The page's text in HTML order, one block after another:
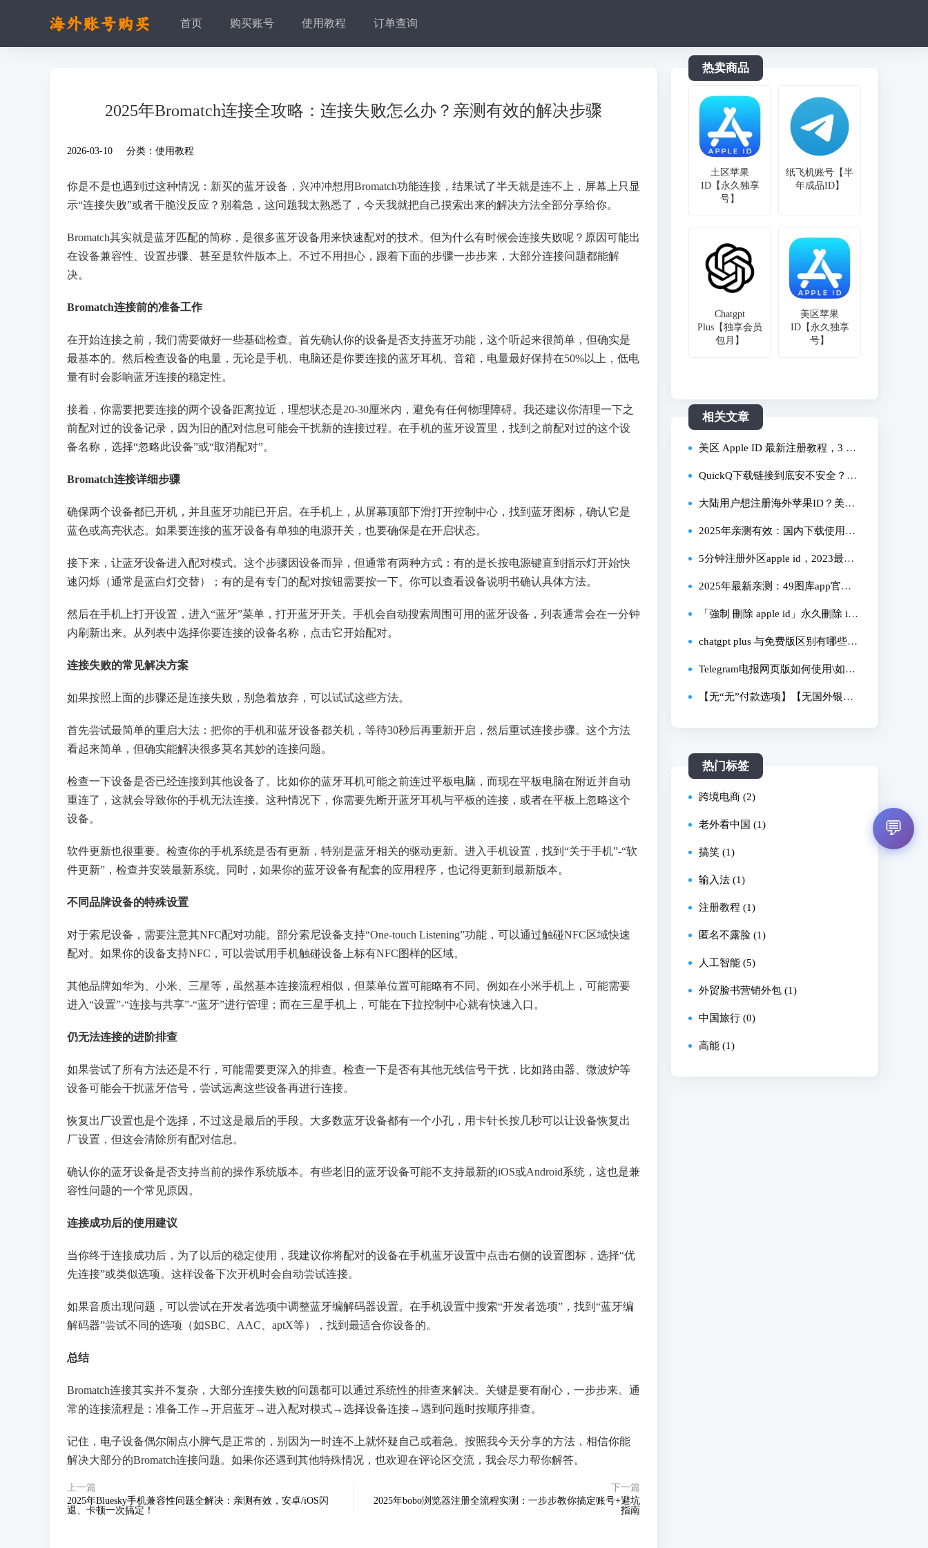
首页 购买账号 使用教程 订单查询
2025年Bromatch连接全攻略：连接失败怎么办？亲测有效的解决步骤
2026-03-10 分类： 使用教程
你是不是也遇到过这种情况：新买的蓝牙设备，兴冲冲想用Bromatch功能连接，结果试了半天就是连不上，屏幕上只显
示“连接失败”或者干脆没反应？别着急，这问题我太熟悉了，今天我就把自己摸索出来的解决方法全部分享给你。
Bromatch其实就是蓝牙匹配的简称，是很多蓝牙设备用来快速配对的技术。但为什么有时候会连接失败呢？原因可能出
在设备兼容性、设置步骤、甚至是软件版本上。不过不用担心，跟着下面的步骤一步步来，大部分连接问题都能解
决。
Bromatch连接前的准备工作
在开始连接之前，我们需要做好一些基础检查。首先确认你的设备是否支持蓝牙功能，这个听起来很简单，但确实是
最基本的。然后检查设备的电量，无论是手机、电脑还是你要连接的蓝牙耳机、音箱，电量最好保持在50%以上，低电
量有时会影响蓝牙连接的稳定性。
接着，你需要把要连接的两个设备距离拉近，理想状态是20-30厘米内，避免有任何物理障碍。我还建议你清理一下之
前配对过的设备记录，因为旧的配对信息可能会干扰新的连接过程。在手机的蓝牙设置里，找到之前配对过的这个设
备名称，选择“忽略此设备”或“取消配对”。
Bromatch连接详细步骤
确保两个设备都已开机，并且蓝牙功能已开启。在手机上，从屏幕顶部下滑打开控制中心，找到蓝牙图标，确认它是
蓝色或高亮状态。如果要连接的蓝牙设备有单独的电源开关，也要确保是在开启状态。
接下来，让蓝牙设备进入配对模式。这个步骤因设备而异，但通常有两种方式：有的是长按电源键直到指示灯开始快
速闪烁（通常是蓝白灯交替）；有的是有专门的配对按钮需要按一下。你可以查看设备说明书确认具体方法。
然后在手机上打开设置，进入“蓝牙”菜单，打开蓝牙开关。手机会自动搜索周围可用的蓝牙设备，列表通常会在一分钟
内刷新出来。从列表中选择你要连接的设备名称，点击它开始配对。
连接失败的常见解决方案
如果按照上面的步骤还是连接失败，别急着放弃，可以试试这些方法。
首先尝试最简单的重启大法：把你的手机和蓝牙设备都关机，等待30秒后再重新开启，然后重试连接步骤。这个方法
看起来简单，但确实能解决很多莫名其妙的连接问题。
检查一下设备是否已经连接到其他设备了。比如你的蓝牙耳机可能之前连过平板电脑，而现在平板电脑在附近并自动
重连了，这就会导致你的手机无法连接。这种情况下，你需要先断开蓝牙耳机与平板的连接，或者在平板上忽略这个
设备。
软件更新也很重要。检查你的手机系统是否有更新，特别是蓝牙相关的驱动更新。进入手机设置，找到“关于手机”-“软
件更新”，检查并安装最新系统。同时，如果你的蓝牙设备有配套的应用程序，也记得更新到最新版本。
不同品牌设备的特殊设置
对于索尼设备，需要注意其NFC配对功能。部分索尼设备支持“One-touch Listening”功能，可以通过触碰NFC区域快速
配对。如果你的设备支持NFC，可以尝试用手机触碰设备上标有NFC图样的区域。
其他品牌如华为、小米、三星等，虽然基本连接流程相似，但菜单位置可能略有不同。例如在小米手机上，可能需要
进入“设置”-“连接与共享”-“蓝牙”进行管理；而在三星手机上，可能在下拉控制中心就有快速入口。
仍无法连接的进阶排查
如果尝试了所有方法还是不行，可能需要更深入的排查。检查一下是否有其他无线信号干扰，比如路由器、微波炉等
设备可能会干扰蓝牙信号，尝试远离这些设备再进行连接。
恢复出厂设置也是个选择，不过这是最后的手段。大多数蓝牙设备都有一个小孔，用卡针长按几秒可以让设备恢复出
厂设置，但这会清除所有配对信息。
确认你的蓝牙设备是否支持当前的操作系统版本。有些老旧的蓝牙设备可能不支持最新的iOS或Android系统，这也是兼
容性问题的一个常见原因。
连接成功后的使用建议
当你终于连接成功后，为了以后的稳定使用，我建议你将配对的设备在手机蓝牙设置中点击右侧的设置图标，选择“优
先连接”或类似选项。这样设备下次开机时会自动尝试连接。
如果音质出现问题，可以尝试在开发者选项中调整蓝牙编解码器设置。在手机设置中搜索“开发者选项”，找到“蓝牙编
解码器”尝试不同的选项（如SBC、AAC、aptX等），找到最适合你设备的。
总结
Bromatch连接其实并不复杂，大部分连接失败的问题都可以通过系统性的排查来解决。关键是要有耐心，一步步来。通
常的连接流程是：准备工作→开启蓝牙→进入配对模式→选择设备连接→遇到问题时按顺序排查。
记住，电子设备偶尔闹点小脾气是正常的，别因为一时连不上就怀疑自己或着急。按照我今天分享的方法，相信你能
解决大部分的Bromatch连接问题。如果你还遇到其他特殊情况，也欢迎在评论区交流，我会尽力帮你解答。
上一篇
2025年Bluesky手机兼容性问题全解决：亲测有效，安卓/iOS闪
退、卡顿一次搞定！
下一篇
2025年bobo浏览器注册全流程实测：一步步教你搞定账号+避坑
指南
热卖商品
土区苹果
ID【永久独享
号】
纸飞机账号【半
年成品ID】
Chatgpt
Plus【独享会员
包月】
美区苹果
ID【永久独享
号】
相关文章
美区 Apple ID 最新注册教程，3 分
钟搞定，100% 成功，0 门槛超简单
QuickQ下载链接到底安不安全？20
25年亲测获取全流程与避坑指南
大陆用户想注册海外苹果ID？美区
港区台区我试了，这两个报错终于
解决了
2025年亲测有效：国内下载使用Op
enAI Sora的全流程攻略
5分钟注册外区apple id，2023最新
苹果id账号申请教程，注册香港/台
湾apple id 教学
2025年最新亲测：49图库app官方
下载安装全流程指南，一篇搞定！
「強制 刪除 apple id」永久刪除 iPh
one 上的Apple ID，忘記密碼也可
以！
chatgpt plus 与免费版区别有哪些，
plus 怎么用国内卡充值，免费版 GP
T-4o 生图效果差吗？
Telegram电报网页版如何使用\如何
搜索，中文导航、建群设置、电报
【无“无”付款选项】【无国外银行
单地址修改方法
热门标签
跨境电商 (2)
老外看中国 (1)
搞笑 (1)
输入法 (1)
注册教程 (1)
匿名不露脸 (1)
人工智能 (5)
外贸脸书营销外包 (1)
中国旅行 (0)
高能 (1)
💬